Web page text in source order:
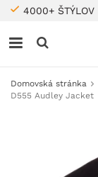
4000+ ŠTÝLOV
Domovská stránka
D555 Audley Jacket